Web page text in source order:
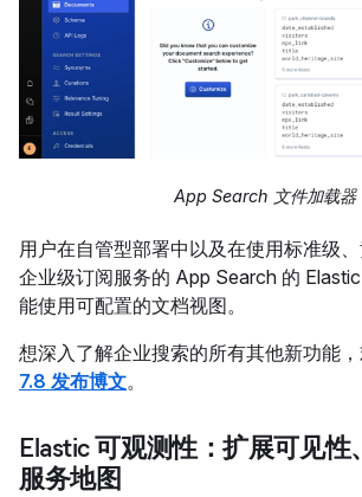
App Search 文件加载器
用户在自管型部署中以及在使用标准级
企业级订阅服务的 App Search 的
能使用可配置的文档视图。
想深入了解企业搜索的所有其他新功能
7.8 发布博文。
Elastic 可观测性：扩展可见性
服务地图